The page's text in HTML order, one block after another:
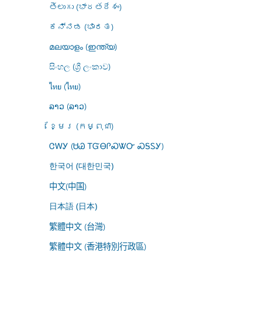
తెలుగు (భారతదేశం)
ಕನ್ನಡ (ಭಾರತ)
മലയാളം (ഇന്ത്യ)
සිංහල (ශ්‍රී ලංකාව)
ไทย (ไทย)
ລາວ (ລາວ)
ខ្មែរ (កម្ពុជា)
ᏣᎳᎩ (ᏌᏊ ᎢᏳᎾᎵᏍᏔᏅ ᏍᎦᏚᎩ)
한국어 (대한민국)
中文(中国)
日本語 (日本)
繁體中文 (台灣)
繁體中文 (香港特別行政區)